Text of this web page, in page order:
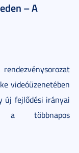
– A
videóüzenetében
új fejlődési irányai
a többnapos